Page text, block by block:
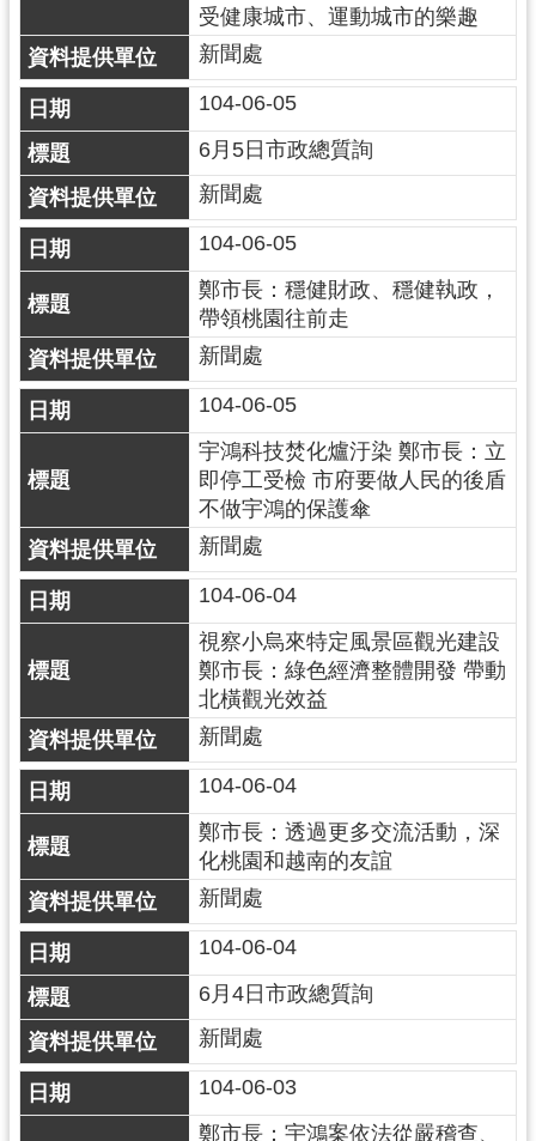
站
安
全
政
策
政
府
網
站
料
開
放
宣
告
受健康城市、運動城市的樂趣
新聞處
104-06-05
6月5日市政總質詢
新聞處
104-06-05
鄭市長：穩健財政、穩健執政，
帶領桃園往前走
新聞處
104-06-05
宇鴻科技焚化爐汙染 鄭市長：立
即停工受檢 市府要做人民的後盾
不做宇鴻的保護傘
新聞處
104-06-04
視察小烏來特定風景區觀光建設
鄭市長：綠色經濟整體開發 帶動
北橫觀光效益
新聞處
104-06-04
鄭市長：透過更多交流活動，深
化桃園和越南的友誼
新聞處
104-06-04
6月4日市政總質詢
新聞處
104-06-03
鄭市長：宇鴻案依法從嚴稽查、